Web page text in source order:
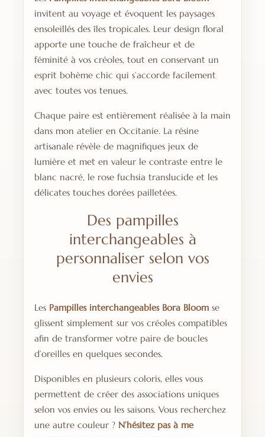
invitent au voyage et évoquent les paysages
ensoleillés des îles tropicales. Leur design floral
apporte une touche de fraîcheur et de
féminité à vos créoles, tout en conservant un
esprit bohème chic qui s’accorde facilement
avec toutes vos tenues.
Chaque paire est entièrement réalisée à la main
dans mon atelier en Occitanie. La résine
artisanale révèle de magnifiques jeux de
lumière et met en valeur le contraste entre le
blanc nacré, le rose fuchsia translucide et les
délicates touches dorées pailletées.
Des pampilles
interchangeables à
personnaliser selon vos
envies
Les Pampilles interchangeables Bora Bloomse
glissent simplement sur vos créoles compatibles
afin de transformer votre paire de boucles
d’oreilles en quelques secondes.
Disponibles en plusieurs coloris, elles vous
permettent de créer des associations uniques
selon vos envies ou les saisons. Vous recherchez
une autre couleur ? N’hésitez pas à me